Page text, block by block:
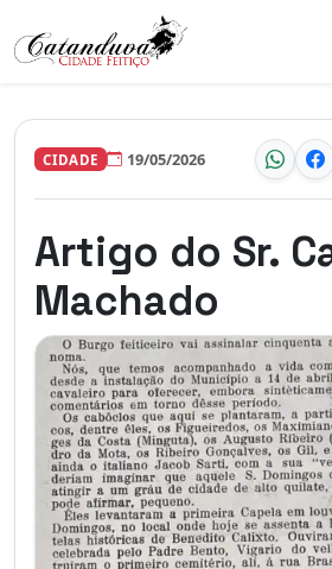
CIDADE 19/05/2026
Artigo do Sr.
Machado